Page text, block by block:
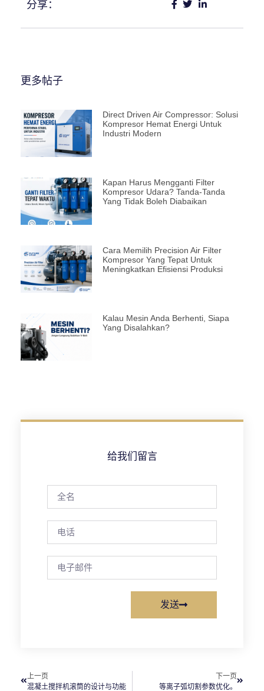
分享：
更多帖子
Direct Driven Air Compressor: Solusi
Kompresor Hemat Energi Untuk
Industri Modern
Kapan Harus Mengganti Filter
Kompresor Udara? Tanda-Tanda
Yang Tidak Boleh Diabaikan
Cara Memilih Precision Air Filter
Kompresor Yang Tepat Untuk
Meningkatkan Efisiensi Produksi
Kalau Mesin Anda Berhenti, Siapa
Yang Disalahkan?
给我们留言
发送
上一页
混凝土搅拌机滚筒的设计与功能
下一页
等离子弧切割参数优化。